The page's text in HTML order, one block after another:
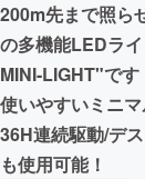
200m先まで照ら
の多機能LEDラ
MINI-LIGHT"で
使いやすいミニ
36H連続駆動/デ
も使用可能！